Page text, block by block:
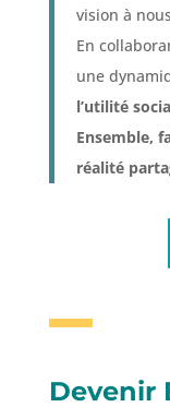
vision à
En
une
l’utilité
Ensemble,
réalité
Devenir